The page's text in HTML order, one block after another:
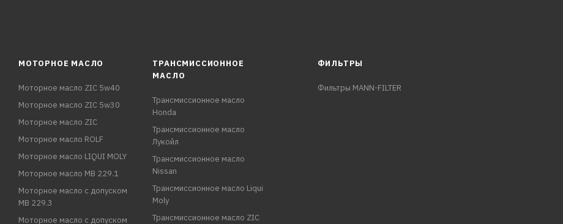
МОТОРНОЕ МАСЛО
Моторное масло ZIC 5w40
Моторное масло ZIC 5w30
Моторное масло ZIC
Моторное масло ROLF
Моторное масло LIQUI MOLY
Моторное масло MB 229.1
Моторное масло с допуском
MB 229.3
Моторное масло с допуском
ТРАНСМИССИОННОЕ
МАСЛО
Трансмиссионное масло
Honda
Трансмиссионное масло
Лукойл
Трансмиссионное масло
Nissan
Трансмиссионное масло Liqui
Moly
Трансмиссионное масло ZIC
ФИЛЬТРЫ
Фильтры MANN-FILTER